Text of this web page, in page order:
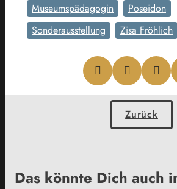
Museumspädagogin
Poseidon
Sonderausstellung
Zisa Fröhlich
Zurück
Das könnte Dich auch